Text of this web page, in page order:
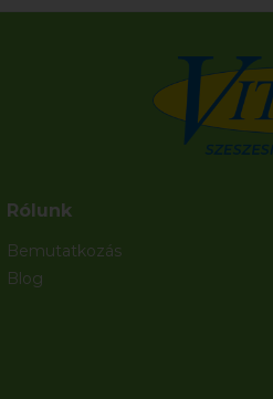
Rólunk
Bemutatkozás
Blog